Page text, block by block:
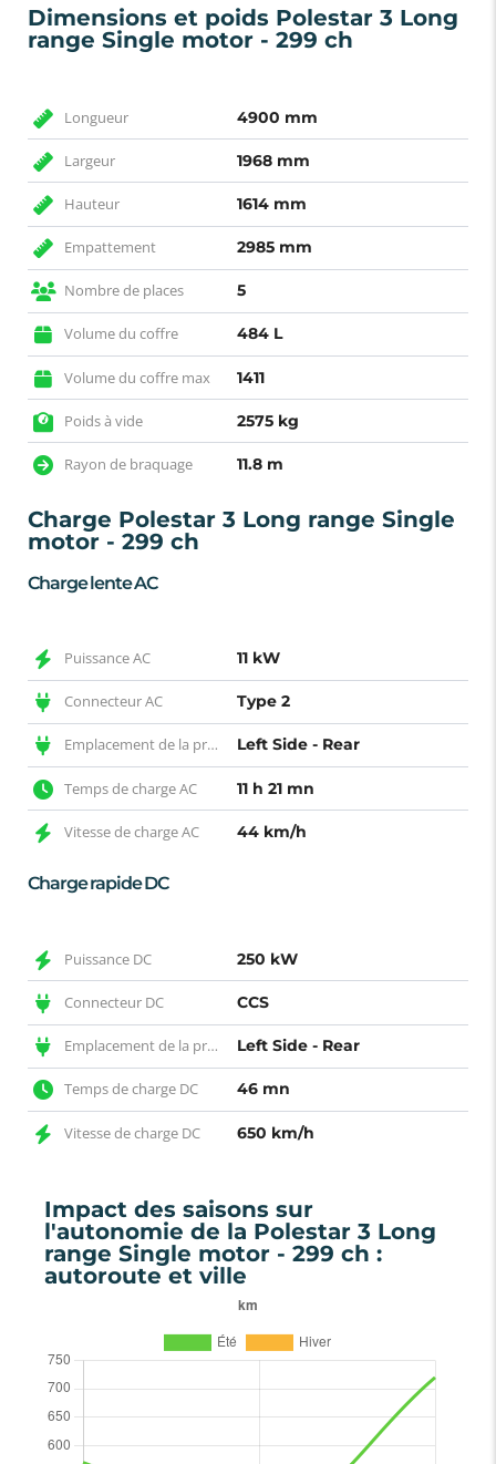
Dimensions et poids Polestar 3 Long
range Single motor - 299 ch
Longueur 4900 mm
Largeur 1968 mm
Hauteur 1614 mm
Empattement 2985 mm
Nombre de places 5
Volume du coffre 484 L
Volume du coffre max 1411
Poids à vide 2575 kg
Rayon de braquage 11.8 m
Charge Polestar 3 Long range Single
motor - 299 ch
Charge lente AC
Puissance AC 11 kW
Connecteur AC Type 2
Emplacement de la prise AC Left Side - Rear
Temps de charge AC 11 h 21 mn
Vitesse de charge AC 44 km/h
Charge rapide DC
Puissance DC 250 kW
Connecteur DC CCS
Emplacement de la prise DC Left Side - Rear
Temps de charge DC 46 mn
Vitesse de charge DC 650 km/h
Impact des saisons sur
l'autonomie de la Polestar 3 Long
range Single motor - 299 ch :
autoroute et ville